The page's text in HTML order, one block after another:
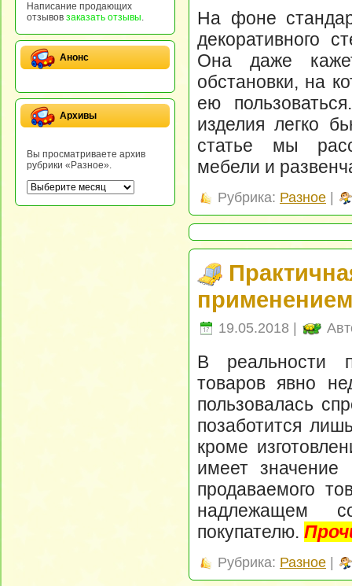
Написание продающих
отзывов заказать отзывы.
Анонс
Архивы
Вы просматриваете архив
рубрики «Разное».
На фоне
декоративного
Она даже
обстановки, на
ею
изделия легко
статье мы
мебели и
Рубрика: Разное |
19.05.2018 |
В реальности
товаров явно
пользовалась
позаботится
кроме
имеет значение
продаваемого
надлежащем
покупателю.
Рубрика: Разное |